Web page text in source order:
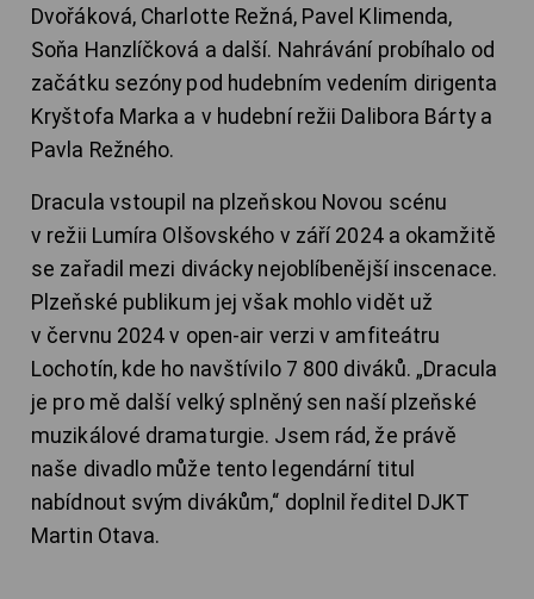
Dvořáková, Charlotte Režná, Pavel Klimenda,
Soňa Hanzlíčková a další. Nahrávání probíhalo od
začátku sezóny pod hudebním vedením dirigenta
Kryštofa Marka a v hudební režii Dalibora Bárty a
Pavla Režného.
Dracula vstoupil na plzeňskou Novou scénu
v režii Lumíra Olšovského v září 2024 a okamžitě
se zařadil mezi divácky nejoblíbenější inscenace.
Plzeňské publikum jej však mohlo vidět už
v červnu 2024 v open-air verzi v amfiteátru
Lochotín, kde ho navštívilo 7 800 diváků. „Dracula
je pro mě další velký splněný sen naší plzeňské
muzikálové dramaturgie. Jsem rád, že právě
naše divadlo může tento legendární titul
nabídnout svým divákům,“ doplnil ředitel DJKT
Martin Otava.